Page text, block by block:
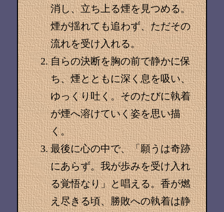
消し、立ち上る煙を見つめる。
煙が揺れても追わず、ただその
流れを受け入れる。
自らの決断を胸の前で静かに保
ち、煙とともに深く息を吸い、
ゆっくり吐く。そのたびに執着
が煙へ溶けていく姿を思い描
く。
最後に心の中で、「願うは奇跡
にあらず。我が歩みを受け入れ
る覚悟なり」と唱える。香が燃
え尽きる頃、勝敗への執着は静